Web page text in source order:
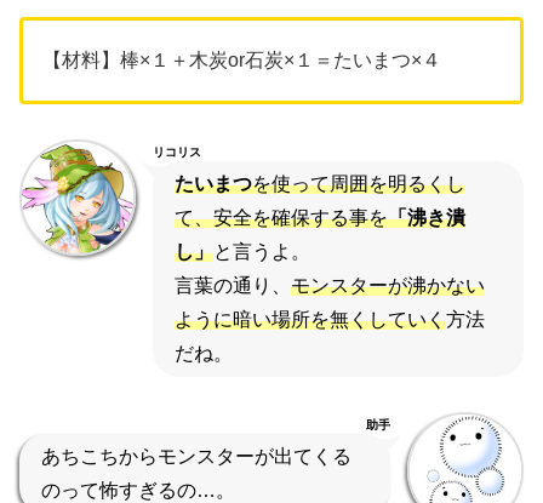
【材料】棒×１＋木炭or石炭×１＝たいまつ×４
リコリス
たいまつを使って周囲を明るくし
て、安全を確保する事を「沸き潰
し」と言うよ。
言葉の通り、 モンスターが沸かない
ように暗い場所を無くしていく方法
だね。
助手
あちこちからモンスターが出てくる
のって怖すぎるの…。